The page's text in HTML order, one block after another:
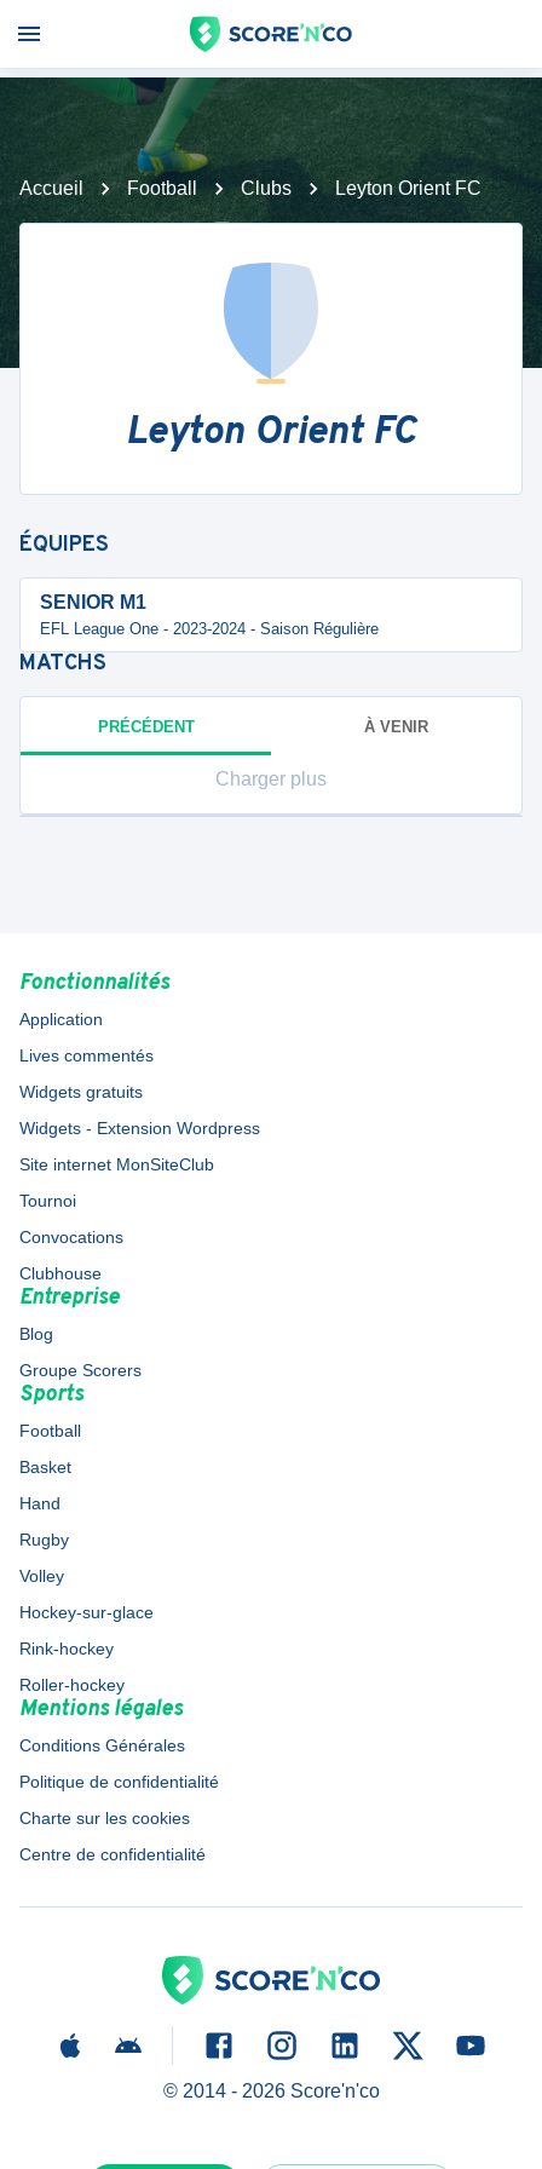
Accueil Football Clubs Leyton Orient FC
Leyton Orient FC
ÉQUIPES
SENIOR M1
EFL League One - 2023-2024 - Saison Régulière
MATCHS
PRÉCÉDENT À VENIR
Charger plus
Fonctionnalités
Application
Lives commentés
Widgets gratuits
Widgets - Extension Wordpress
Site internet MonSiteClub
Tournoi
Convocations
Clubhouse
Entreprise
Blog
Groupe Scorers
Sports
Football
Basket
Hand
Rugby
Volley
Hockey-sur-glace
Rink-hockey
Roller-hockey
Mentions légales
Conditions Générales
Politique de confidentialité
Charte sur les cookies
Centre de confidentialité
© 2014 - 2026Score'n'co